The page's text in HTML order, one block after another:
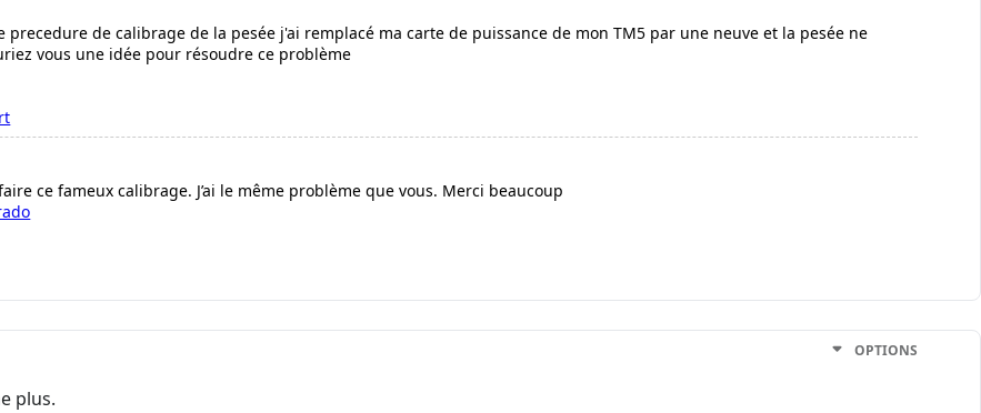
precedure de calibrage de la pesée j'ai remplacé ma carte de puissance de mon TM5 par une neuve et la pesée ne
vous une idée pour résoudre ce problème
ce fameux calibrage. J’ai le même problème que vous. Merci beaucoup
OPTIONS
plus.